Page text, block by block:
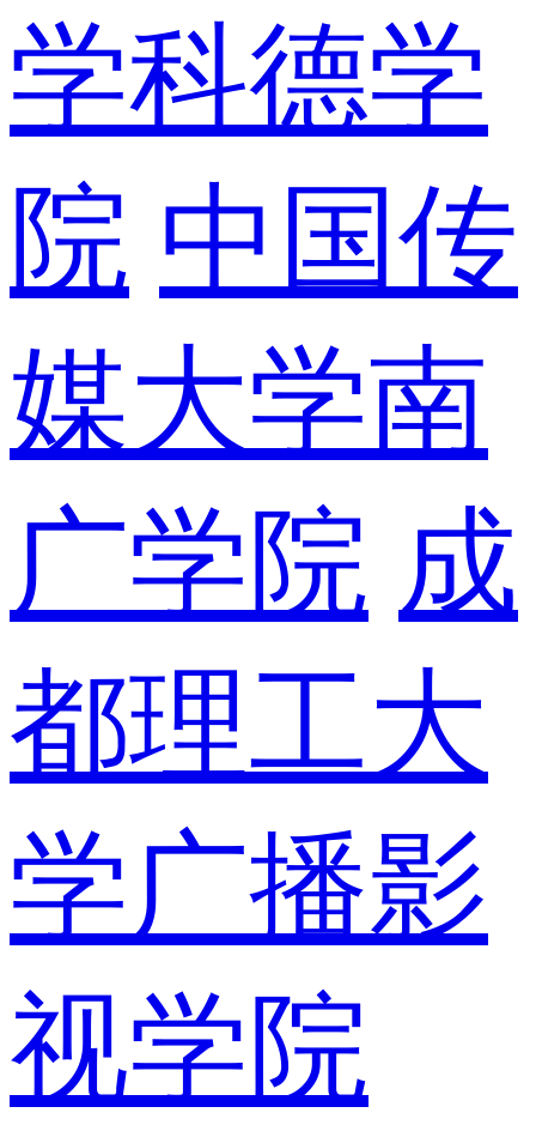
学科德学
院 中国传
媒大学南
广学院 成
都理工大
学广播影
视学院